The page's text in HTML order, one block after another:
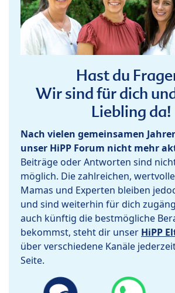
Hast du
Wir sind für dich
Liebling da!
Nach vielen gemeinsamen
unser HiPP Forum nicht mehr
Beiträge oder Antworten sind
möglich. Die zahlreichen,
Mamas und Experten bleiben
und sind weiterhin für dich
auch künftig die bestmögliche
bekommst, steht dir unser HiPP
über verschiedene Kanäle
Seite.